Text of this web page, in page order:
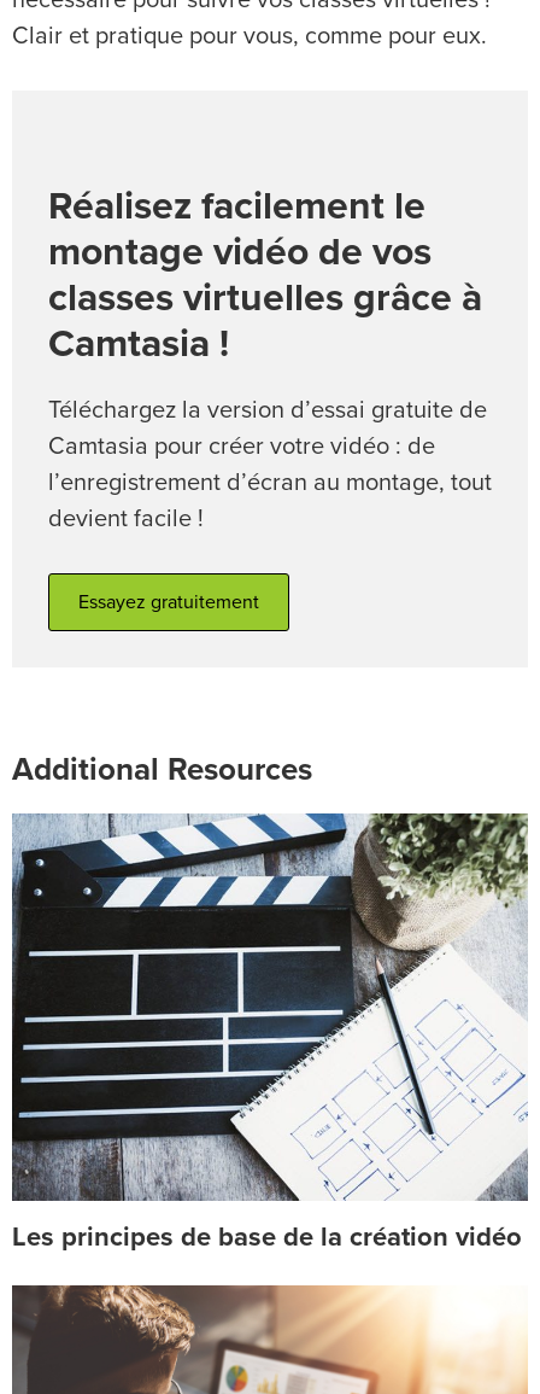
Clair et pratique pour vous, comme pour eux.
Réalisez facilement le
montage vidéo de vos
classes virtuelles grâce à
Camtasia !
Téléchargez la version d’essai gratuite de
Camtasia pour créer votre vidéo : de
l’enregistrement d’écran au montage, tout
devient facile !
Essayez gratuitement
Additional Resources
Les principes de base de la création vidéo